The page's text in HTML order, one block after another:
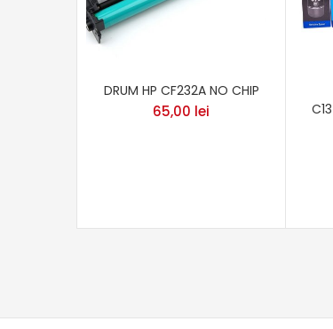
DRUM HP CF232A NO CHIP
65,00 lei